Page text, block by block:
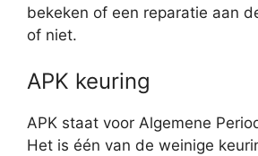
bekeken of een reparatie aan
of niet.
APK keuring
APK staat voor Algemene
Het is één van de weinige